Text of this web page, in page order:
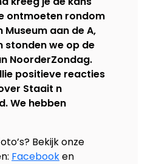
ontmoeten rondom
aan de A,
stonden we op de
NoorderZondag.
positieve reacties
Staait n
We hebben
Bekijk onze
Facebooken